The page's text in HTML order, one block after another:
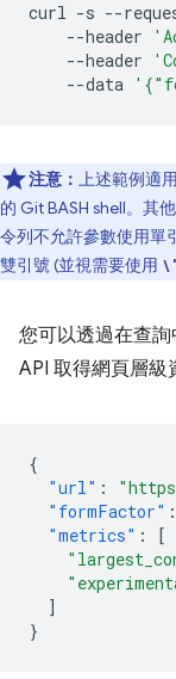
curl -s --
--header
--header
--data
注意： 上述範例適
的 Git BASH shell。其
令列不允許參數使用單
雙引號 (並視需要使用
您可以透過在查詢
API 取得網頁層級
{
"url" :
"formFactor" :
"metrics" :
[
]
}